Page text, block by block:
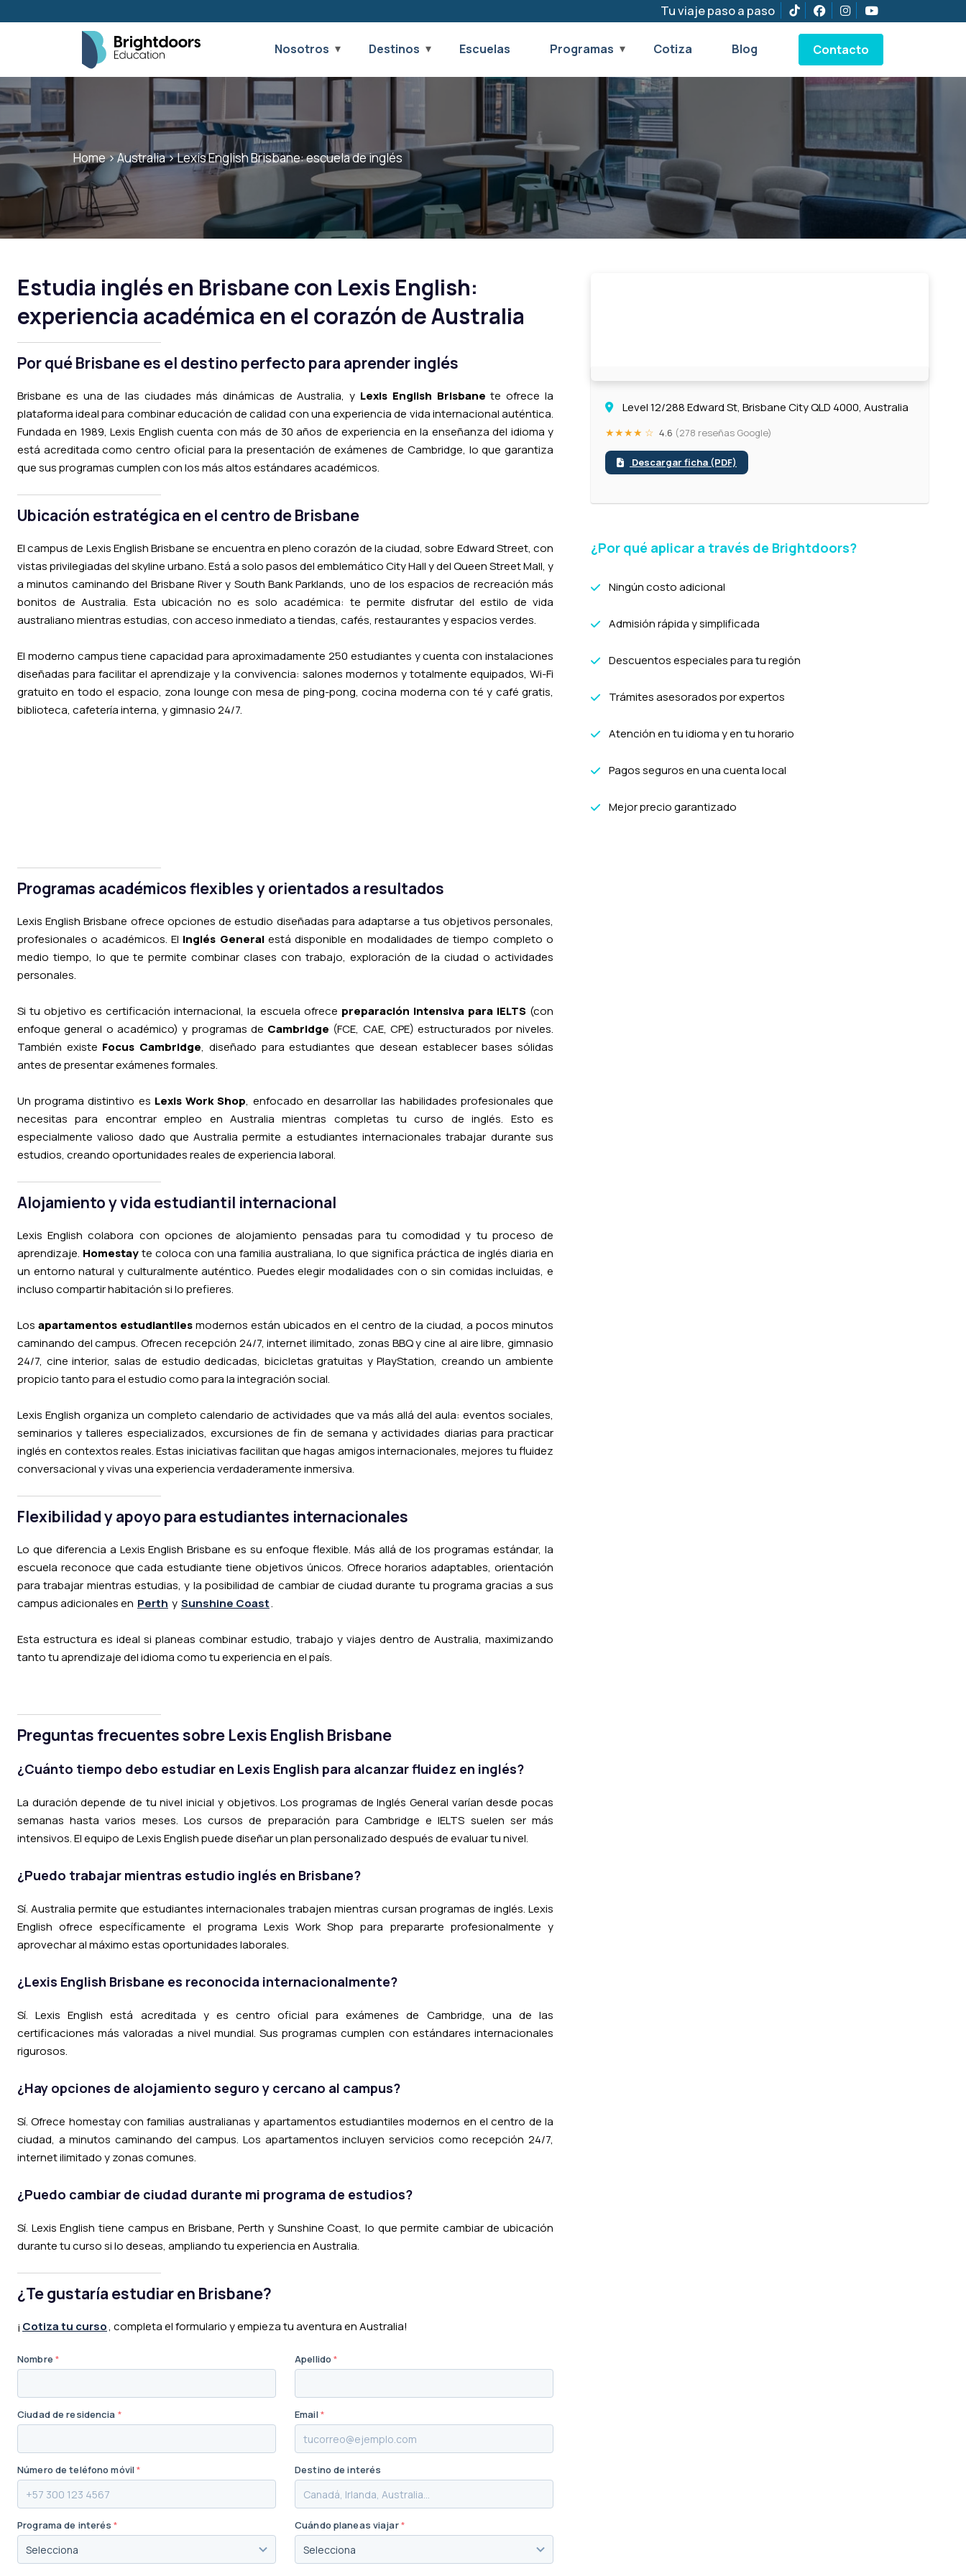
Tu viaje paso a paso
Nosotros Destinos Escuelas Programas Cotiza Blog Contacto
Home>Australia>Lexis English Brisbane: escuela de inglés
Estudia inglés en Brisbane con Lexis English:
experiencia académica en el corazón de Australia
Por qué Brisbane es el destino perfecto para aprender inglés
Brisbane es una de las ciudades más dinámicas de Australia, y Lexis English Brisbane te ofrece la
plataforma ideal para combinar educación de calidad con una experiencia de vida internacional auténtica.
Fundada en 1989, Lexis English cuenta con más de 30 años de experiencia en la enseñanza del idioma y
está acreditada como centro oficial para la presentación de exámenes de Cambridge, lo que garantiza
que sus programas cumplen con los más altos estándares académicos.
Ubicación estratégica en el centro de Brisbane
El campus de Lexis English Brisbane se encuentra en pleno corazón de la ciudad, sobre Edward Street, con
vistas privilegiadas del skyline urbano. Está a solo pasos del emblemático City Hall y del Queen Street Mall, y
a minutos caminando del Brisbane River y South Bank Parklands, uno de los espacios de recreación más
bonitos de Australia. Esta ubicación no es solo académica: te permite disfrutar del estilo de vida
australiano mientras estudias, con acceso inmediato a tiendas, cafés, restaurantes y espacios verdes.
El moderno campus tiene capacidad para aproximadamente 250 estudiantes y cuenta con instalaciones
diseñadas para facilitar el aprendizaje y la convivencia: salones modernos y totalmente equipados, Wi-Fi
gratuito en todo el espacio, zona lounge con mesa de ping-pong, cocina moderna con té y café gratis,
biblioteca, cafetería interna, y gimnasio 24/7.
Programas académicos flexibles y orientados a resultados
Lexis English Brisbane ofrece opciones de estudio diseñadas para adaptarse a tus objetivos personales,
profesionales o académicos. El Inglés Generalestá disponible en modalidades de tiempo completo o
medio tiempo, lo que te permite combinar clases con trabajo, exploración de la ciudad o actividades
personales.
Si tu objetivo es certificación internacional, la escuela ofrece preparación intensiva para IELTS (con
enfoque general o académico) y programas de Cambridge (FCE, CAE, CPE) estructurados por niveles.
También existe Focus Cambridge, diseñado para estudiantes que desean establecer bases sólidas
antes de presentar exámenes formales.
Un programa distintivo es Lexis Work Shop, enfocado en desarrollar las habilidades profesionales que
necesitas para encontrar empleo en Australia mientras completas tu curso de inglés. Esto es
especialmente valioso dado que Australia permite a estudiantes internacionales trabajar durante sus
estudios, creando oportunidades reales de experiencia laboral.
Alojamiento y vida estudiantil internacional
Lexis English colabora con opciones de alojamiento pensadas para tu comodidad y tu proceso de
aprendizaje. Homestayte coloca con una familia australiana, lo que significa práctica de inglés diaria en
un entorno natural y culturalmente auténtico. Puedes elegir modalidades con o sin comidas incluidas, e
incluso compartir habitación si lo prefieres.
Losapartamentos estudiantilesmodernos están ubicados en el centro de la ciudad, a pocos minutos
caminando del campus. Ofrecen recepción 24/7, internet ilimitado, zonas BBQ y cine al aire libre, gimnasio
24/7, cine interior, salas de estudio dedicadas, bicicletas gratuitas y PlayStation, creando un ambiente
propicio tanto para el estudio como para la integración social.
Lexis English organiza un completo calendario de actividades que va más allá del aula: eventos sociales,
seminarios y talleres especializados, excursiones de fin de semana y actividades diarias para practicar
inglés en contextos reales. Estas iniciativas facilitan que hagas amigos internacionales, mejores tu fluidez
conversacional y vivas una experiencia verdaderamente inmersiva.
Flexibilidad y apoyo para estudiantes internacionales
Lo que diferencia a Lexis English Brisbane es su enfoque flexible. Más allá de los programas estándar, la
escuela reconoce que cada estudiante tiene objetivos únicos. Ofrece horarios adaptables, orientación
para trabajar mientras estudias, y la posibilidad de cambiar de ciudad durante tu programa gracias a sus
campus adicionales en Perth y Sunshine Coast.
Esta estructura es ideal si planeas combinar estudio, trabajo y viajes dentro de Australia, maximizando
tanto tu aprendizaje del idioma como tu experiencia en el país.
Preguntas frecuentes sobre Lexis English Brisbane
¿Cuánto tiempo debo estudiar en Lexis English para alcanzar fluidez en inglés?
La duración depende de tu nivel inicial y objetivos. Los programas de Inglés General varían desde pocas
semanas hasta varios meses. Los cursos de preparación para Cambridge e IELTS suelen ser más
intensivos. El equipo de Lexis English puede diseñar un plan personalizado después de evaluar tu nivel.
¿Puedo trabajar mientras estudio inglés en Brisbane?
Sí. Australia permite que estudiantes internacionales trabajen mientras cursan programas de inglés. Lexis
English ofrece específicamente el programa Lexis Work Shop para prepararte profesionalmente y
aprovechar al máximo estas oportunidades laborales.
¿Lexis English Brisbane es reconocida internacionalmente?
Sí. Lexis English está acreditada y es centro oficial para exámenes de Cambridge, una de las
certificaciones más valoradas a nivel mundial. Sus programas cumplen con estándares internacionales
rigurosos.
¿Hay opciones de alojamiento seguro y cercano al campus?
Sí. Ofrece homestay con familias australianas y apartamentos estudiantiles modernos en el centro de la
ciudad, a minutos caminando del campus. Los apartamentos incluyen servicios como recepción 24/7,
internet ilimitado y zonas comunes.
¿Puedo cambiar de ciudad durante mi programa de estudios?
Sí. Lexis English tiene campus en Brisbane, Perth y Sunshine Coast, lo que permite cambiar de ubicación
durante tu curso si lo deseas, ampliando tu experiencia en Australia.
¿Te gustaría estudiar en Brisbane?
¡ Cotiza tu curso, completa el formulario y empieza tu aventura en Australia!
Nombre * Apellido *
Ciudad de residencia * Email*
Número de teléfono móvil* Destino de interés
Programa de interés * Cuándo planeas viajar*
Level 12/288 Edward St, Brisbane City QLD 4000, Australia
★★★★ ☆ 4.6 (278 reseñas Google)
Descargar ficha (PDF)
¿Por qué aplicar a través de Brightdoors?
Ningún costo adicional
Admisión rápida y simplificada
Descuentos especiales para tu región
Trámites asesorados por expertos
Atención en tu idioma y en tu horario
Pagos seguros en una cuenta local
Mejor precio garantizado